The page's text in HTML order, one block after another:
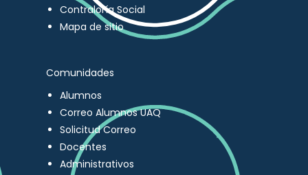
Contraloría Social
Mapa de sitio
Comunidades
Alumnos
Correo Alumnos UAQ
Solicitud Correo
Docentes
Administrativos